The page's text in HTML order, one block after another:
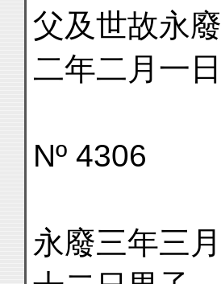
父及世故永廢
二年二月一日
Nº 4306
永廢三年三月